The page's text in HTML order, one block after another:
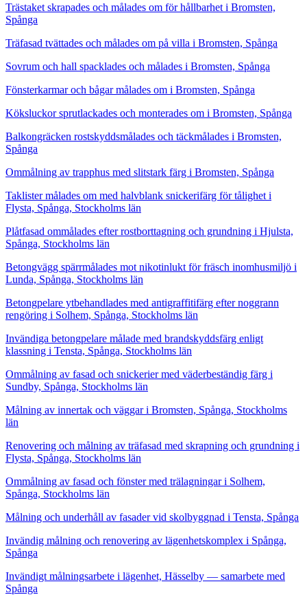
Trästaket skrapades och målades om för hållbarhet i Bromsten,
Spånga
Träfasad tvättades och målades om på villa i Bromsten, Spånga
Sovrum och hall spacklades och målades i Bromsten, Spånga
Fönsterkarmar och bågar målades om i Bromsten, Spånga
Köksluckor sprutlackades och monterades om i Bromsten, Spånga
Balkongräcken rostskyddsmålades och täckmålades i Bromsten,
Spånga
Ommålning av trapphus med slitstark färg i Bromsten, Spånga
Taklister målades om med halvblank snickerifärg för tålighet i
Flysta, Spånga, Stockholms län
Plåtfasad ommålades efter rostborttagning och grundning i Hjulsta,
Spånga, Stockholms län
Betongvägg spärrmålades mot nikotinlukt för fräsch inomhusmiljö i
Lunda, Spånga, Stockholms län
Betongpelare ytbehandlades med antigraffitifärg efter noggrann
rengöring i Solhem, Spånga, Stockholms län
Invändiga betongpelare målade med brandskyddsfärg enligt
klassning i Tensta, Spånga, Stockholms län
Ommålning av fasad och snickerier med väderbeständig färg i
Sundby, Spånga, Stockholms län
Målning av innertak och väggar i Bromsten, Spånga, Stockholms
län
Renovering och målning av träfasad med skrapning och grundning i
Flysta, Spånga, Stockholms län
Ommålning av fasad och fönster med trälagningar i Solhem,
Spånga, Stockholms län
Målning och underhåll av fasader vid skolbyggnad i Tensta, Spånga
Invändig målning och renovering av lägenhetskomplex i Spånga,
Spånga
Invändigt målningsarbete i lägenhet, Hässelby — samarbete med
Spånga